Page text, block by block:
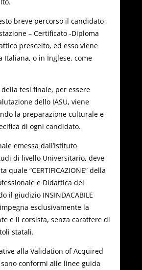
breve percorso il candidato
– Certificato -Diploma
prescelto, ed esso viene
Italiana, o in Inglese, come
della tesi finale, per essere
dello IASU, viene
la preparazione culturale e
di ogni candidato.
emessa dall’Istituto
di livello Universitario, deve
quale “CERTIFICAZIONE” della
e Didattica del
il giudizio INSINDACABILE
esclusivamente la
e il corsista, senza carattere di
statali.
alla Validation of Acquired
sono conformi alle linee guida